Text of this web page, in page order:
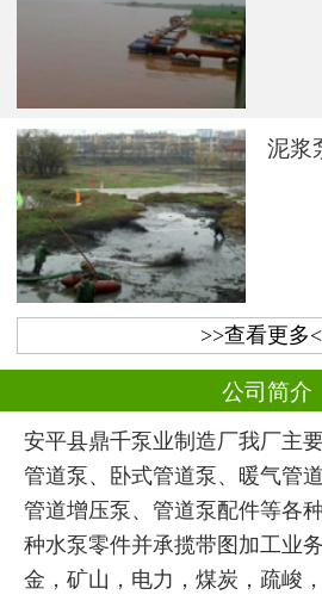
泥浆
>>查看更多
公司简介
安平县鼎千泵业制造厂我厂主
管道泵、卧式管道泵、暖气管
管道增压泵、管道泵配件等各
种水泵零件并承揽带图加工业
金，矿山，电力，煤炭，疏峻